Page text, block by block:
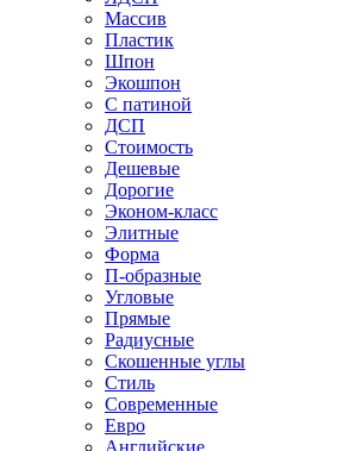
Массив
Пластик
Шпон
Экошпон
С патиной
ДСП
Стоимость
Дешевые
Дорогие
Эконом-класс
Элитные
Форма
П-образные
Угловые
Прямые
Радиусные
Скошенные углы
Стиль
Современные
Евро
Английские